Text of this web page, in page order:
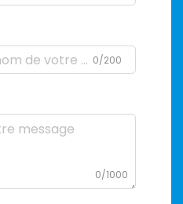
0/200
0/1000